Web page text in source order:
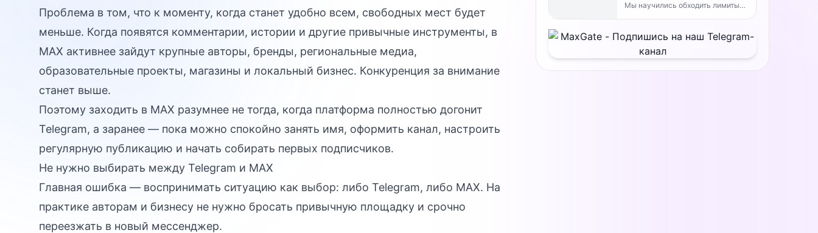
Проблема в том, что к моменту, когда станет удобно всем, свободных мест будет
меньше. Когда появятся комментарии, истории и другие привычные инструменты, в
MAX активнее зайдут крупные авторы, бренды, региональные медиа,
образовательные проекты, магазины и локальный бизнес. Конкуренция за внимание
станет выше.
Поэтому заходить в MAX разумнее не тогда, когда платформа полностью догонит
Telegram, а заранее — пока можно спокойно занять имя, оформить канал, настроить
регулярную публикацию и начать собирать первых подписчиков.
Не нужно выбирать между Telegram и MAX
Главная ошибка — воспринимать ситуацию как выбор: либо Telegram, либо MAX. На
практике авторам и бизнесу не нужно бросать привычную площадку и срочно
переезжать в новый мессенджер.
Мы научились обходить лимиты
символов Telegram. Теперь, если
ограничение, MaxGate
отправляет...